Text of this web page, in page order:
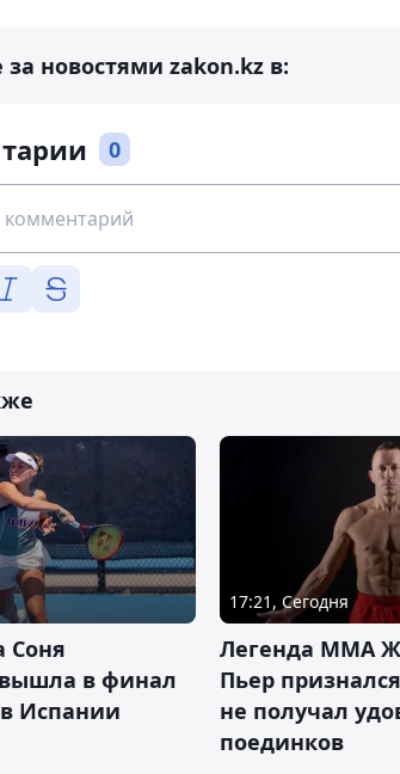
за новостями zakon.kz в:
0
Соня
в финал
Испании
17:21, Сегодня
Легенда ММА
Пьер
не получал
поединков